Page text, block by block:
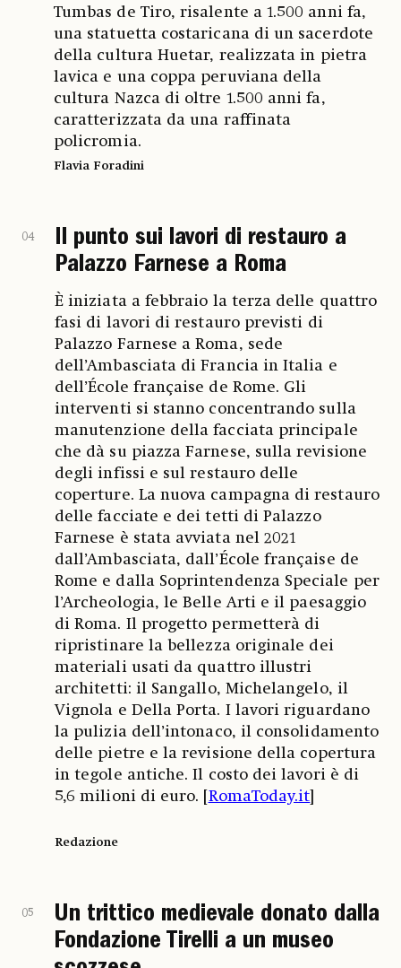
Tumbas de Tiro, risalente a 1.500 anni fa,
una statuetta costaricana di un sacerdote
della cultura Huetar, realizzata in pietra
lavica e una coppa peruviana della
cultura Nazca di oltre 1.500 anni fa,
caratterizzata da una raffinata
policromia.
Flavia Foradini
04
Il punto sui lavori di restauro a
Palazzo Farnese a Roma
È iniziata a febbraio la terza delle quattro
fasi di lavori di restauro previsti di
Palazzo Farnese a Roma, sede
dell’Ambasciata di Francia in Italia e
dell’École française de Rome. Gli
interventi si stanno concentrando sulla
manutenzione della facciata principale
che dà su piazza Farnese, sulla revisione
degli infissi e sul restauro delle
coperture. La nuova campagna di restauro
delle facciate e dei tetti di Palazzo
Farnese è stata avviata nel 2021
dall’Ambasciata, dall’École française de
Rome e dalla Soprintendenza Speciale per
l’Archeologia, le Belle Arti e il paesaggio
di Roma. Il progetto permetterà di
ripristinare la bellezza originale dei
materiali usati da quattro illustri
architetti: il Sangallo, Michelangelo, il
Vignola e Della Porta. I lavori riguardano
la pulizia dell’intonaco, il consolidamento
delle pietre e la revisione della copertura
in tegole antiche. Il costo dei lavori è di
5,6 milioni di euro. [ RomaToday.it
Redazione
05
Un trittico medievale donato dalla
Fondazione Tirelli a un museo